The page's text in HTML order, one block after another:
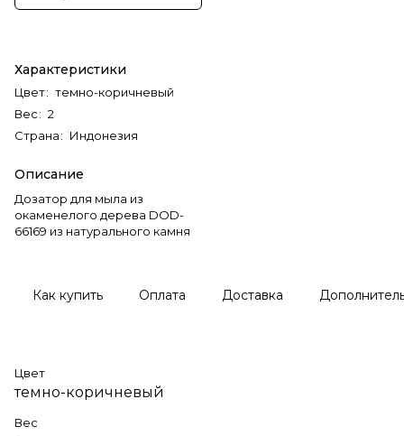
Характеристики
Цвет: темно-коричневый
Вес: 2
Страна: Индонезия
Описание
Дозатор для мыла из
окаменелого дерева DOD-
66169 из натурального камня
Как купить Оплата Доставка
Цвет
темно-коричневый
Вес